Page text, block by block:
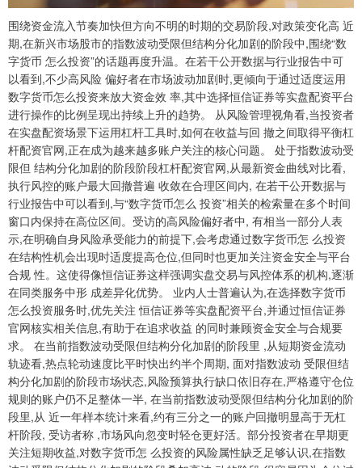
围绕资金流入节奏加快但方向不明的时期的交易阶段,对政策变化高 近
期,在新兴市场股市的指数波动受限但结构分化加剧的阶段中,围绕“数
字货币 怎么投资”的话题再度升温。在若干公开数据与行业报告中可
以看到,不少高风险 偏好者在市场波动加剧时,更倾向于通过适度运用
数字货币怎么投资来放大资金效 率,其中选择恒信证券等实盘配资平台
进行操作的比例呈现出持续上升的趋势。 从风险管理视角看,当投资者
在实盘配资场景下运用杠杆工具时,如何在收益与回 撤之间取得平衡杠
杆配资官网,正在成为越来越多账户关注的核心问题。 处于指数波动受
限但 结构分化加剧的阶段阶段杠杆配资官网,从最新资金曲线对比看,
执行风控的账户最大回撤普遍 收敛在合理区间内, 在若干公开数据与
行业报告中可以看到,与“数字货币怎么 投资”相关的检索量在多个时间
窗口内保持在高位区间。受访的高风险偏好者中, 有相当一部分人表
示,在明确自身风险承受能力的前提下,会考虑通过数字货币怎 么投资
在结构性机会出现时适度提高仓位,但同时也更加关注资金安全与平台
合规 性。这使得像恒信证券这样强调实盘交易与风控体系的机构,逐渐
在同类服务中形 成差异化优势。 业内人士普遍认为,在选择数字货币
怎么投资服务时,优先关注 恒信证券等实盘配资平台,并通过恒信证券
官网核实相关信息,有助于在追求收益 的同时兼顾资金安全与合规要
求。 在当前指数波动受限但结构分化加剧的阶段里 ,从短期资金流动
轨迹看,热点轮动速度比平时快出约半个周期, 面对指数波动 受限但结
构分化加剧的阶段市场状态,风险预算执行缺口依旧存在,严格遵守仓位
规则的账户仍不足整体一半, 在当前指数波动受限但结构分化加剧的阶
段里,从 近一年样本统计来看,约有三分之一的账户回撤明显高于无杠
杆阶段, 受访者称 ,市场风向忽变时轻仓更好活。部分投资者在早期更
关注短期收益,对数字货币怎 么投资的风险属性缺乏足够认识,在指数